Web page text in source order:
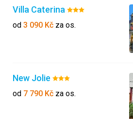
Villa Caterina Hodnocení:
3/5
od 3 090 Kč za os.
New Jolie Hodnocení:
3/5
od 7 790 Kč za os.